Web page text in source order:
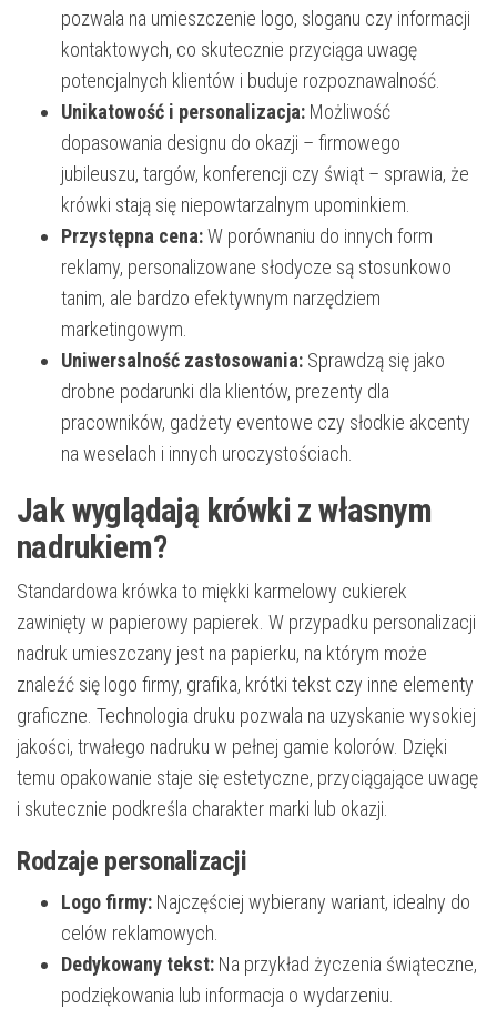
pozwala na umieszczenie logo, sloganu czy informacji
kontaktowych, co skutecznie przyciąga uwagę
potencjalnych klientów i buduje rozpoznawalność.
Unikatowość i personalizacja: Możliwość
dopasowania designu do okazji – firmowego
jubileuszu, targów, konferencji czy świąt – sprawia, że
krówki stają się niepowtarzalnym upominkiem.
Przystępna cena:W porównaniu do innych form
reklamy, personalizowane słodycze są stosunkowo
tanim, ale bardzo efektywnym narzędziem
marketingowym.
Uniwersalność zastosowania: Sprawdzą się jako
drobne podarunki dla klientów, prezenty dla
pracowników, gadżety eventowe czy słodkie akcenty
na weselach i innych uroczystościach.
Jak wyglądają krówki z własnym
nadrukiem?
Standardowa krówka to miękki karmelowy cukierek
zawinięty w papierowy papierek. W przypadku personalizacji
nadruk umieszczany jest na papierku, na którym może
znaleźć się logo firmy, grafika, krótki tekst czy inne elementy
graficzne. Technologia druku pozwala na uzyskanie wysokiej
jakości, trwałego nadruku w pełnej gamie kolorów. Dzięki
temu opakowanie staje się estetyczne, przyciągające uwagę
i skutecznie podkreśla charakter marki lub okazji.
Rodzaje personalizacji
Logo firmy: Najczęściej wybierany wariant, idealny do
celów reklamowych.
Dedykowany tekst: Na przykład życzenia świąteczne,
podziękowania lub informacja o wydarzeniu.